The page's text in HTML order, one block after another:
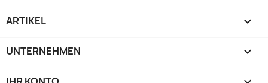
ARTIKEL 
UNTERNEHMEN 